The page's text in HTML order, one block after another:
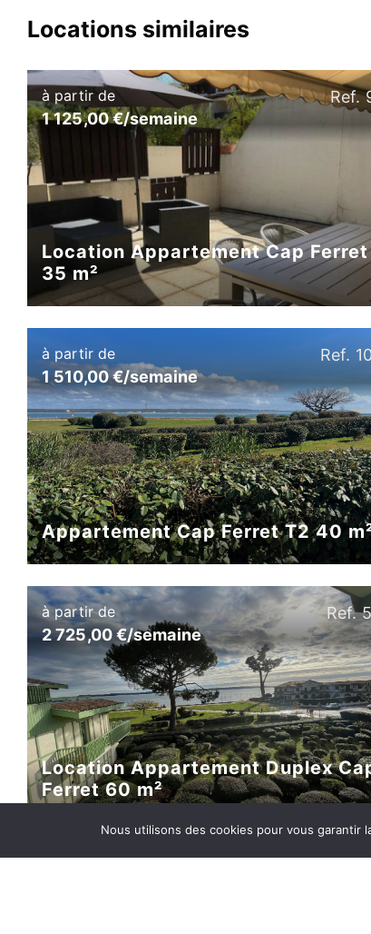
Locations similaires
à partir de
1 125,00 €/semaine
Ref.
Location Appartement Cap Ferret
35 m²
à partir de
1 510,00 €/semaine
Ref.
Appartement Cap Ferret T2 40
à partir de
2 725,00 €/semaine
Ref.
Location Appartement Duplex
Ferret 60 m²
Nous utilisons des cookies pour vous